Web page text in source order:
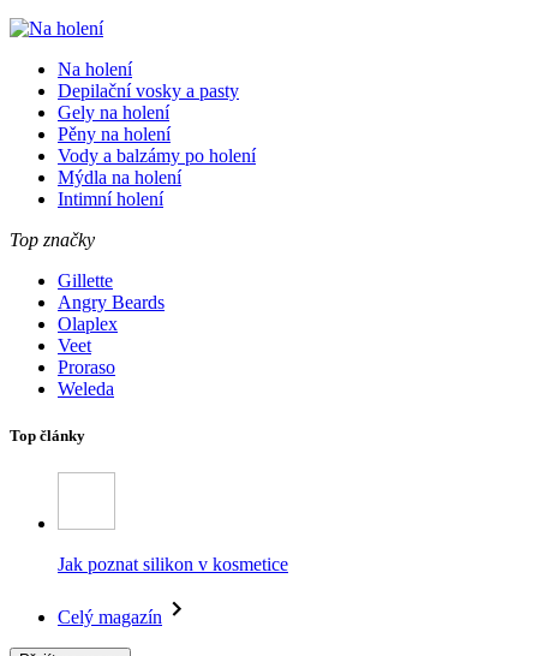
Na holení
Depilační vosky a pasty
Gely na holení
Pěny na holení
Vody a balzámy po holení
Mýdla na holení
Intimní holení
Top značky
Gillette
Angry Beards
Olaplex
Veet
Proraso
Weleda
Top články
Jak poznat silikon v kosmetice
Celý magazín